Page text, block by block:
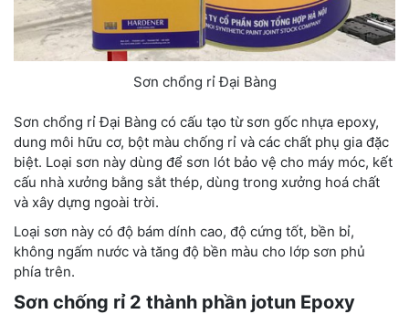
Sơn chổng rỉ Đại Bàng
Sơn chổng rỉ Đại Bàng có cấu tạo từ sơn gốc nhựa epoxy,
dung môi hữu cơ, bột màu chống rỉ và các chất phụ gia đặc
biệt. Loại sơn này dùng để sơn lót bảo vệ cho máy móc, kết
cấu nhà xưởng bằng sắt thép, dùng trong xưởng hoá chất
và xây dựng ngoài trời.
Loại sơn này có độ bám dính cao, độ cứng tốt, bền bỉ,
không ngấm nước và tăng độ bền màu cho lớp sơn phủ
phía trên.
Sơn chống rỉ 2 thành phần jotun Epoxy